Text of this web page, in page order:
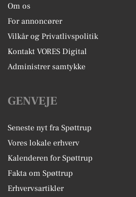
Om os
For annoncører
Vilkår og Privatlivspolitik
Kontakt VORES Digital
Administrer samtykke
GENVEJE
Seneste nyt fra Spøttrup
Vores lokale erhverv
Kalenderen for Spøttrup
Fakta om Spøttrup
Erhvervsartikler